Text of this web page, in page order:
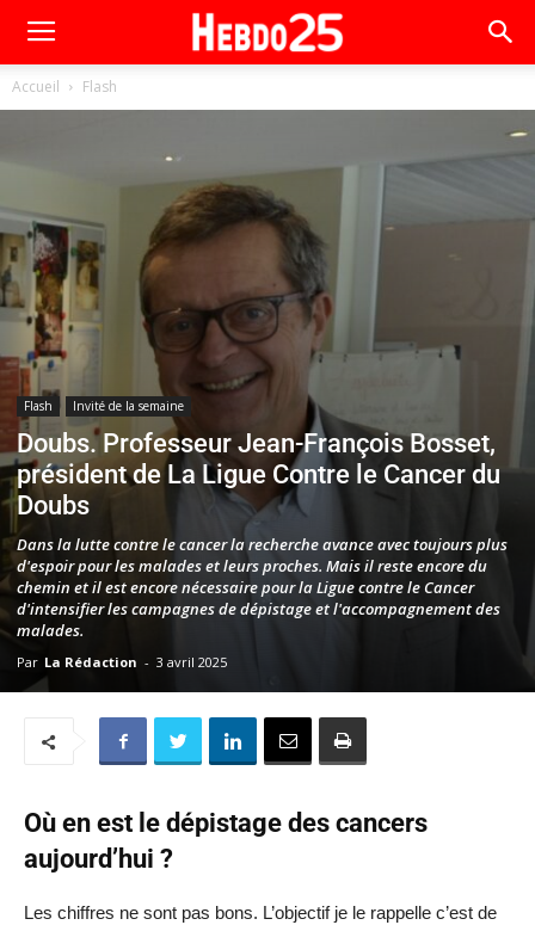
Accueil Flash
Flash Invité de la semaine
Doubs. Professeur Jean-François Bosset,
président de La Ligue Contre le Cancer du
Doubs
Dans la lutte contre le cancer la recherche avance avec toujours plus
d'espoir pour les malades et leurs proches. Mais il reste encore du
chemin et il est encore nécessaire pour la Ligue contre le Cancer
d'intensifier les campagnes de dépistage et l'accompagnement des
malades.
Par La Rédaction - 3 avril 2025
Où en est le dépistage des cancers
aujourd’hui ?
Les chiffres ne sont pas bons. L’objectif je le rappelle c’est de